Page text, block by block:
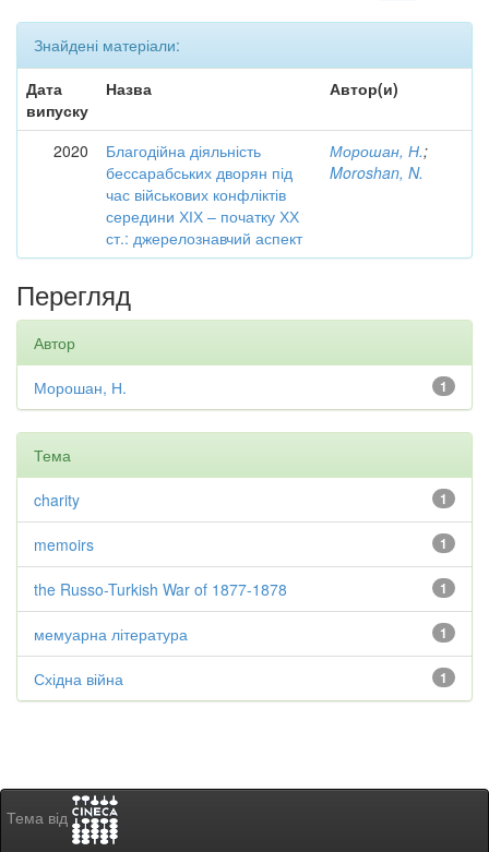
Знайдені матеріали:
Дата
випуску
Назва Автор(и)
2020
Благодійна діяльність
бессарабських дворян під
час військових конфліктів
середини ХІХ – початку ХХ
ст.: джерелознавчий аспект
Морошан, Н.;
Moroshan, N.
Перегляд
Автор
1
Морошан, Н.
Тема
1
charity
1
memoirs
1
the Russo-Turkish War of 1877-1878
1
мемуарна література
1
Східна війна
Тема від